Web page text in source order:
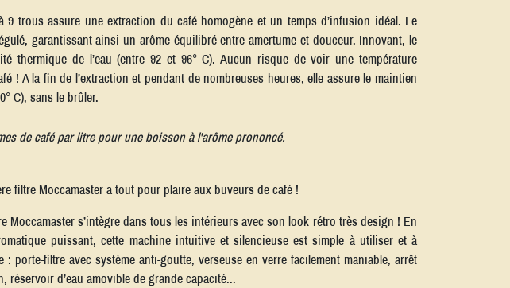
trous assure une extraction du café homogène et un temps d’infusion idéal. Le
garantissant ainsi un arôme équilibré entre amertume et douceur. Innovant, le
thermique de l’eau (entre 92 et 96° C). Aucun risque de voir une température
! A la fin de l’extraction et pendant de nombreuses heures, elle assure le maintien
C), sans le brûler.
de café par litre pour une boisson à l'arôme prononcé.
filtre Moccamaster a tout pour plaire aux buveurs de café !
s’intègre dans tous les intérieurs avec son look rétro très design ! En
puissant, cette machine intuitive et silencieuse est simple à utiliser et à
porte-filtre avec système anti-goutte, verseuse en verre facilement maniable, arrêt
réservoir d’eau amovible de grande capacité...